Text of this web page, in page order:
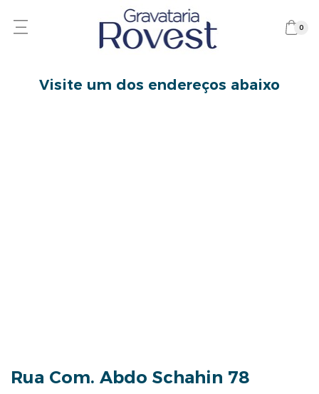
0
Visite um dos endereços abaixo
Rua Com. Abdo Schahin 78